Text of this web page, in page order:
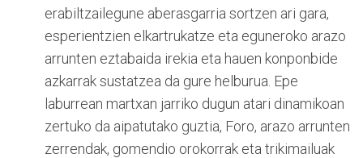
erabiltzailegune aberasgarria sortzen ari gara,
esperientzien elkartrukatze eta eguneroko arazo
arrunten eztabaida irekia eta hauen konponbide
azkarrak sustatzea da gure helburua. Epe
laburrean martxan jarriko dugun atari dinamikoan
zertuko da aipatutako guztia, Foro, arazo arrunten
zerrendak, gomendio orokorrak eta trikimailuak